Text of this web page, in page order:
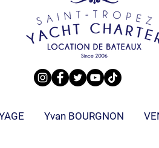
Yvan BOURGNON